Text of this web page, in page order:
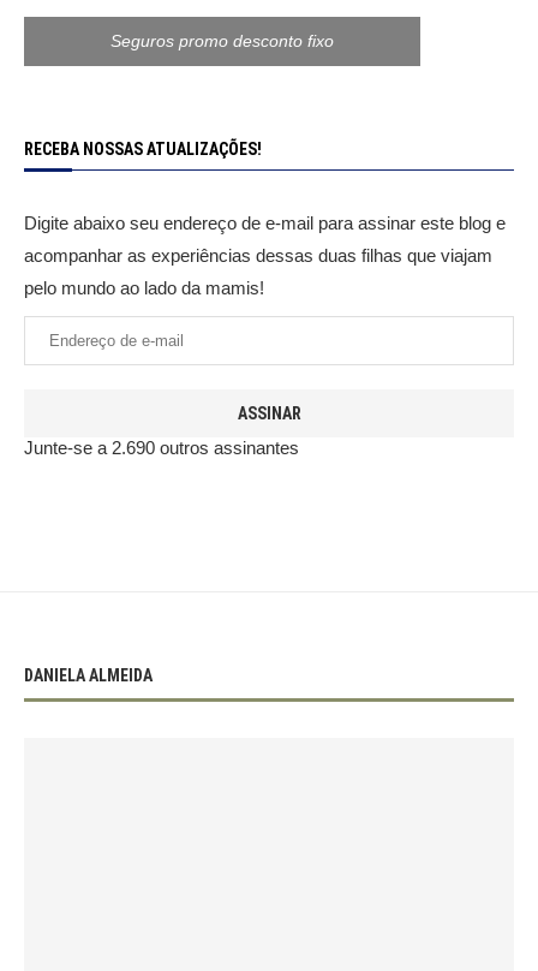
Seguros promo desconto fixo
RECEBA NOSSAS ATUALIZAÇÕES!
Digite abaixo seu endereço de e-mail para assinar este blog e
acompanhar as experiências dessas duas filhas que viajam
pelo mundo ao lado da mamis!
ASSINAR
Junte-se a 2.690 outros assinantes
DANIELA ALMEIDA